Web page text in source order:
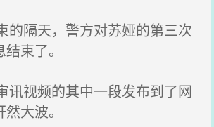
隔天，警方对苏娅的第三次
束了。
视频的其中一段发布到了网
大波。